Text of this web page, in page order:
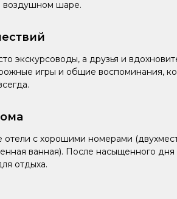
воздушном шаре.
экскурсоводы, а друзья и
игры и общие воспоминания,
отели с хорошими номерами
ванная). После насыщенного дня
отдыха.